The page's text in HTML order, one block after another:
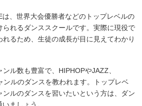
、世界大会優勝者などのトップレベルの
られるダンススクールです。実際に現役で
るため、生徒の成長が目に見えてわかり
ル数も豊富で、HIPHOPやJAZZ、
ンルのダンスを教われます。トップレベ
ンルのダンスを習いたいという方は、ダン